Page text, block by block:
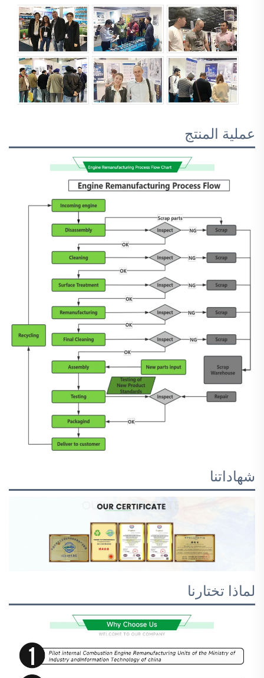
عملية المنتج
شهاداتنا
لماذا تختارنا